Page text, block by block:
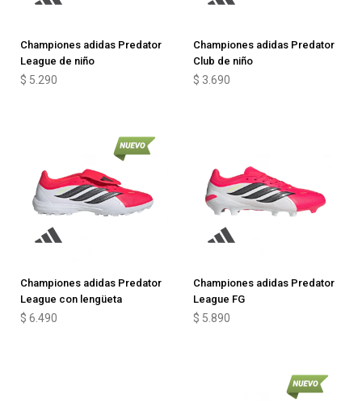
Championes adidas Predator
League de niño
$ 5.290
Championes adidas Predator
Club de niño
$ 3.690
Championes adidas Predator
League con lengüeta
$ 6.490
Championes adidas Predator
League FG
$ 5.890